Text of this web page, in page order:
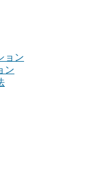
ョン
ン